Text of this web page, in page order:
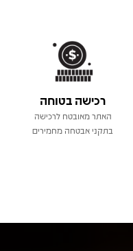
רכישה בטוחה
האתר מאובטח לרכישה
בתקני אבטחה מחמירים